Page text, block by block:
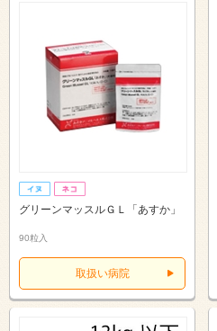
グリーンマッスルＧＬ「あすか」
90粒入
取扱い病院